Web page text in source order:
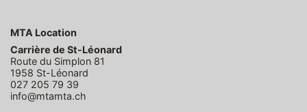
MTA Location
Carrière de St-Léonard
Route du Simplon 81
1958 St-Léonard
027 205 79 39
info@mtamta.ch